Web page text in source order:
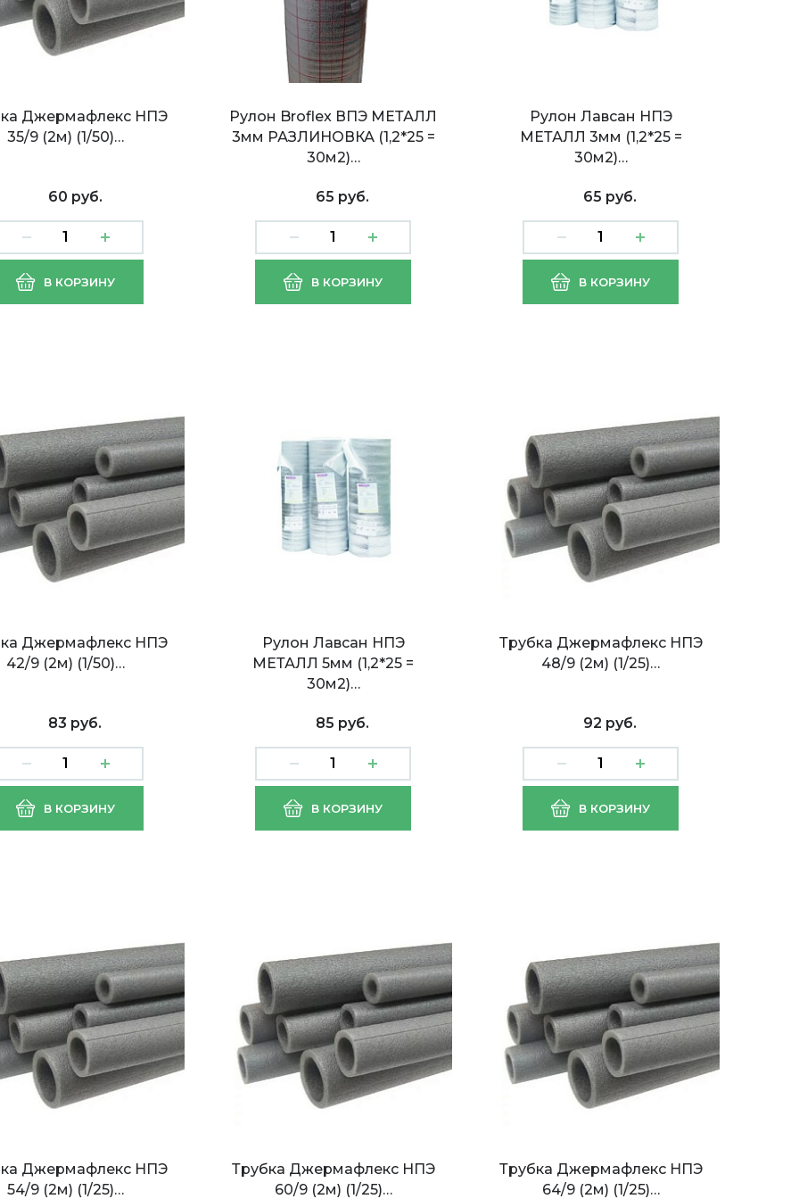
9 (2м) (1/75)
ВПЭ рулон 5мм (1.05м*50м
=52,5 м.кв)
НПЭ 28/9 (2м) (1/50)
Джермафлекс НПЭ
35/9 (2м) (1/50)…
9 (2м) (1/50)
60 руб.
В КОРЗИНУ
Рулон Broflex ВПЭ МЕТАЛЛ
3мм РАЗЛИНОВКА (1,2*25 =
30м2)…
МЕТАЛЛ 3мм
РАЗЛИНОВКА (1,2*25 =
65 руб.
В КОРЗИНУ
Рулон Лавсан НПЭ
МЕТАЛЛ 3мм (1,2*25 =
30м2)…
МЕТАЛЛ 3мм (1,2*25 =
30м2)
65 руб.
В КОРЗИНУ
Джермафлекс НПЭ
42/9 (2м) (1/50)…
83 руб.
В КОРЗИНУ
Рулон Лавсан НПЭ
МЕТАЛЛ 5мм (1,2*25 =
30м2)…
85 руб.
В КОРЗИНУ
Трубка Джермафлекс НПЭ
48/9 (2м) (1/25)…
92 руб.
В КОРЗИНУ
Джермафлекс НПЭ
54/9 (2м) (1/25)…
Трубка Джермафлекс НПЭ
60/9 (2м) (1/25)…
Трубка Джермафлекс НПЭ
64/9 (2м) (1/25)…